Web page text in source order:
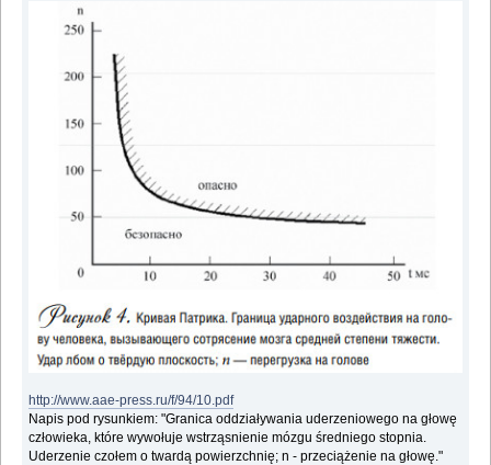
http://www.aae-press.ru/f/94/10.pdf
Napis pod rysunkiem: "Granica oddziaływania uderzeniowego na głowę
człowieka, które wywołuje wstrząsnienie mózgu średniego stopnia.
Uderzenie czołem o twardą powierzchnię; n - przeciążenie na głowę."